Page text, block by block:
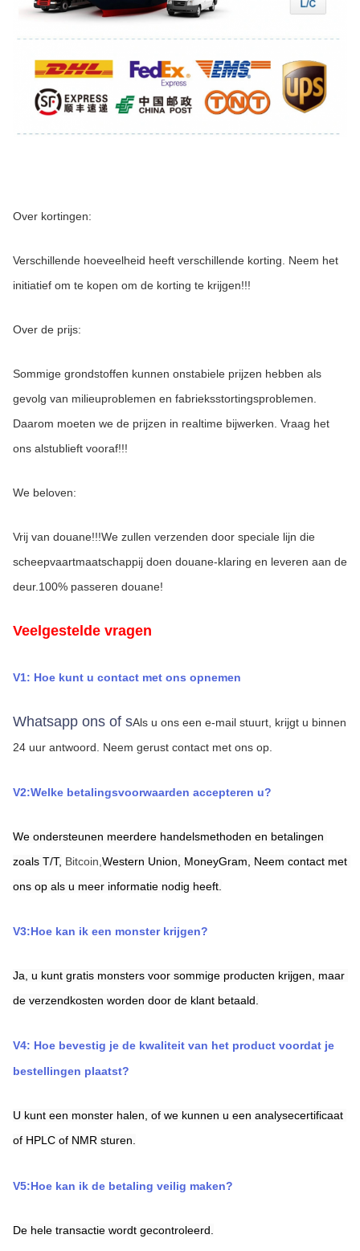
Over kortingen:
Verschillende hoeveelheid heeft verschillende korting. Neem het
initiatief om te kopen om de korting te krijgen!!!
Over de prijs:
Sommige grondstoffen kunnen onstabiele prijzen hebben als
gevolg van milieuproblemen en fabrieksstortingsproblemen.
Daarom moeten we de prijzen in realtime bijwerken. Vraag het
ons alstublieft vooraf!!!
We beloven:
Vrij van douane!!!We zullen verzenden door speciale lijn die
scheepvaartmaatschappij doen douane-klaring en leveren aan de
deur.100% passeren douane!
Veelgestelde vragen
V1: Hoe kunt u contact met ons opnemen
Whatsapp ons of sAls u ons een e-mail stuurt, krijgt u binnen
24 uur antwoord.
Neem gerust contact met ons op.
V2:Welke betalingsvoorwaarden accepteren u?
We ondersteunen meerdere handelsmethoden en betalingen
zoals T/T, Bitcoin, Western Union, MoneyGram,
Neem contact met
ons op als u meer informatie nodig heeft.
V3:Hoe kan ik een monster krijgen?
Ja, u kunt gratis monsters voor sommige producten krijgen, maar
de verzendkosten worden door de klant betaald.
V4: Hoe bevestig je de kwaliteit van het product voordat je
bestellingen plaatst?
U kunt een monster halen, of we kunnen u een analysecertificaat
of HPLC of NMR sturen.
V5:Hoe kan ik de betaling veilig maken?
De hele transactie wordt gecontroleerd.